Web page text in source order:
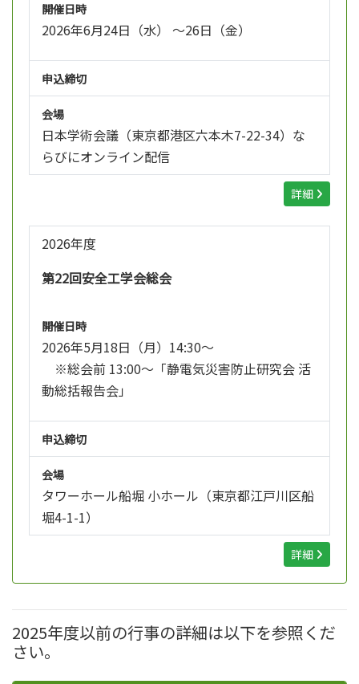
開催日時
2026年6月24日（水） ～26日（金）
申込締切
会場
日本学術会議（東京都港区六本木7-22-34）な
らびにオンライン配信
詳細
2026年度
第22回安全工学会総会
開催日時
2026年5月18日（月）14:30～
※総会前 13:00～「静電気災害防止研究会 活
動総括報告会」
申込締切
会場
タワーホール船堀 小ホール（東京都江戸川区船
堀4-1-1）
詳細
2025年度以前の行事の詳細は以下を参照くだ
さい。